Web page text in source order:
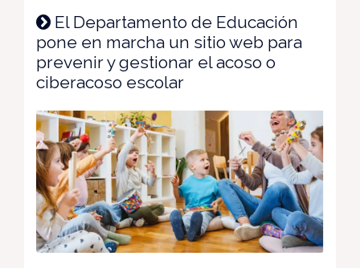
El Departamento de Educación
pone en marcha un sitio web para
prevenir y gestionar el acoso o
ciberacoso escolar